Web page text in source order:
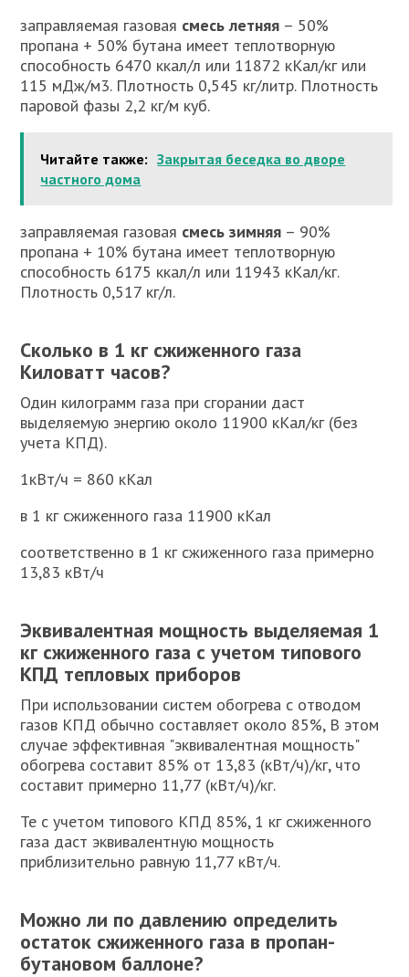
заправляемая газовая смесь летняя – 50%
пропана + 50% бутана имеет теплотворную
способность 6470 ккал/л или 11872 кКал/кг или
115 мДж/м3. Плотность 0,545 кг/литр. Плотность
паровой фазы 2,2 кг/м куб.
Читайте также: Закрытая беседка во дворе
частного дома
заправляемая газовая смесь зимняя – 90%
пропана + 10% бутана имеет теплотворную
способность 6175 ккал/л или 11943 кКал/кг.
Плотность 0,517 кг/л.
Сколько в 1 кг сжиженного газа
Киловатт часов?
Один килограмм газа при сгорании даст
выделяемую энергию около 11900 кКал/кг (без
учета КПД).
1кВт/ч = 860 кКал
в 1 кг сжиженного газа 11900 кКал
соответственно в 1 кг сжиженного газа примерно
13,83 кВт/ч
Эквивалентная мощность выделяемая 1
кг сжиженного газа с учетом типового
КПД тепловых приборов
При использовании систем обогрева с отводом
газов КПД обычно составляет около 85%, В этом
случае эффективная "эквивалентная мощность"
обогрева составит 85% от 13,83 (кВт/ч)/кг, что
составит примерно 11,77 (кВт/ч)/кг.
Те с учетом типового КПД 85%, 1 кг сжиженного
газа даст эквивалентную мощность
приблизительно равную 11,77 кВт/ч.
Можно ли по давлению определить
остаток сжиженного газа в пропан-
бутановом баллоне?